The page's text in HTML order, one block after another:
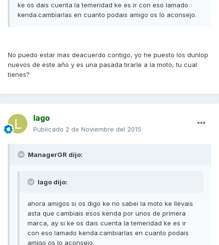
ke os dais cuenta la temeridad ke es ir con eso lamado
kenda.cambiarlas en cuanto podais amigo os lo aconsejo.
No puedo estar mas deacuerdo contigo, yo he puesto los dunlop
nuevos de este año y es una pasada tirarle a la moto, tu cual
tienes?
lago
Publicado 2 de Noviembre del 2015
ManagerGR dijo:
lago dijo:
ahora amigos si os digo ke no sabei la moto ke llevais
asta que cambiais esos kenda por unos de primera
marca, ay si ke os dais cuenta la temeridad ke es ir
con eso lamado kenda.cambiarlas en cuanto podais
amigo os lo aconsejo.